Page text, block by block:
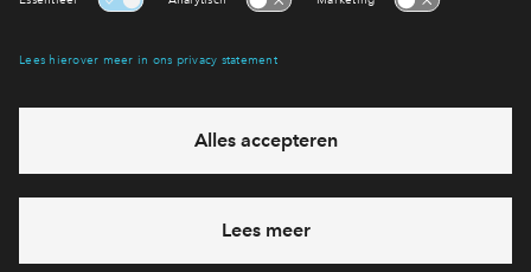
Interesse? Meld je dan snel aan
Hiermee blijf je op de hoogte van het belangrijkste nieuws en
Ja, ik wil mij aanmelden
Heb je een vraag en wil je direct antwoord? Bel ons op
71 22 198